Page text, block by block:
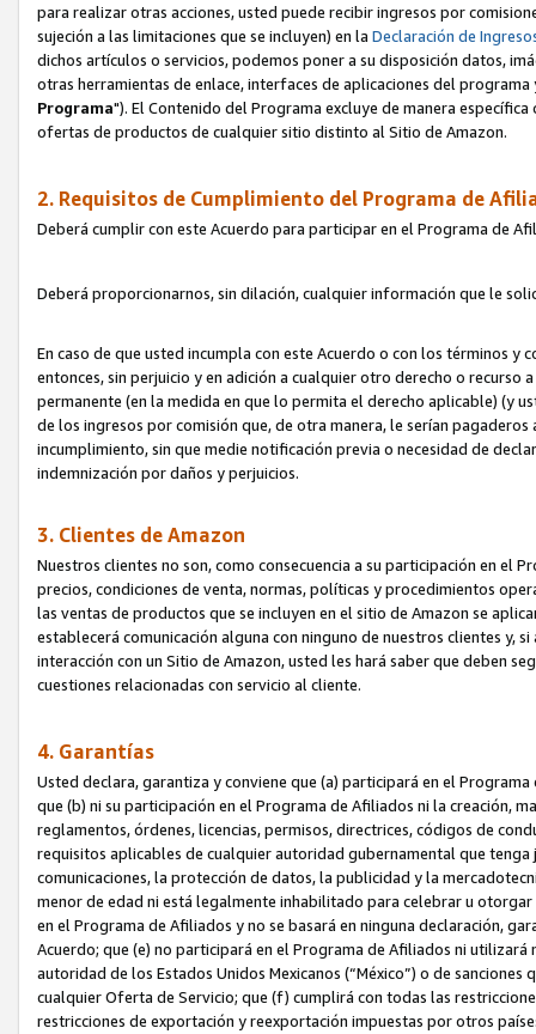
para realizar otras acciones, usted puede recibir ingresos por
sujeción a las limitaciones que se incluyen) en la Declaración de
dichos artículos o servicios, podemos poner a su disposición datos,
otras herramientas de enlace, interfaces de aplicaciones del
Programa"). El Contenido del Programa excluye de manera
ofertas de productos de cualquier sitio distinto al Sitio de Amazon.
2. Requisitos de Cumplimiento del Programa de
Deberá cumplir con este Acuerdo para participar en el Programa de
Deberá proporcionarnos, sin dilación, cualquier información que le
En caso de que usted incumpla con este Acuerdo o con los términos
entonces, sin perjuicio y en adición a cualquier otro derecho o
permanente (en la medida en que lo permita el derecho aplicable) (y
de los ingresos por comisión que, de otra manera, le serían
incumplimiento, sin que medie notificación previa o necesidad de
indemnización por daños y perjuicios.
3. Clientes de Amazon
Nuestros clientes no son, como consecuencia a su participación en el
precios, condiciones de venta, normas, políticas y procedimientos
las ventas de productos que se incluyen en el sitio de Amazon se
establecerá comunicación alguna con ninguno de nuestros clientes y,
interacción con un Sitio de Amazon, usted les hará saber que deben
cuestiones relacionadas con servicio al cliente.
4. Garantías
Usted declara, garantiza y conviene que (a) participará en el
que (b) ni su participación en el Programa de Afiliados ni la creación,
reglamentos, órdenes, licencias, permisos, directrices, códigos de
requisitos aplicables de cualquier autoridad gubernamental que
comunicaciones, la protección de datos, la publicidad y la
menor de edad ni está legalmente inhabilitado para celebrar u
en el Programa de Afiliados y no se basará en ninguna declaración,
Acuerdo; que (e) no participará en el Programa de Afiliados ni
autoridad de los Estados Unidos Mexicanos (“México”) o de
cualquier Oferta de Servicio; que (f) cumplirá con todas las
restricciones de exportación y reexportación impuestas por otros